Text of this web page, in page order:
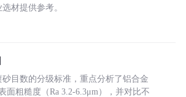
材提供参考。
目数的分级标准，重点分析了铝合金
面粗糙度（Ra 3.2-6.3μm），并对比不